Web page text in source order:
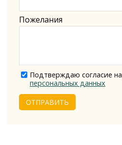
Пожелания
Подтверждаю согласие на
персональных данных
ОТПРАВИТЬ